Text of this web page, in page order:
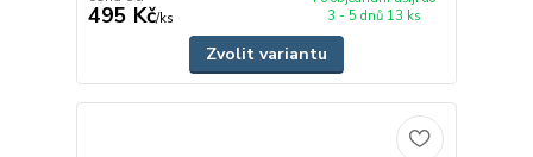
495 Kč/ks
3 - 5 dnů 13 ks
Zvolit variantu